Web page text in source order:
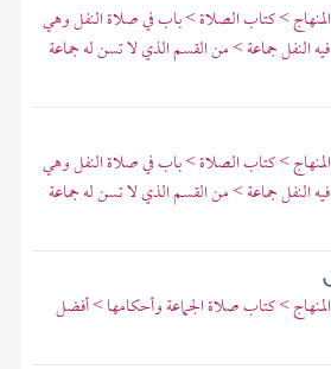
المنهاج > كتاب الصلاة > باب في صلاة النفل وهي
النفل جماعة > من القسم الذي لا تسن له جماعة
المنهاج > كتاب الصلاة > باب في صلاة النفل وهي
النفل جماعة > من القسم الذي لا تسن له جماعة
المنهاج > كتاب صلاة الجماعة وأحكامها > أفضل